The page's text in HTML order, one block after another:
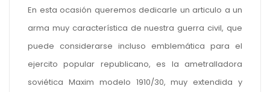
En esta ocasión queremos dedicarle un articulo a un
arma muy característica de nuestra guerra civil, que
puede considerarse incluso emblemática para el
ejercito popular republicano, es la ametralladora
soviética Maxim modelo 1910/30, muy extendida y